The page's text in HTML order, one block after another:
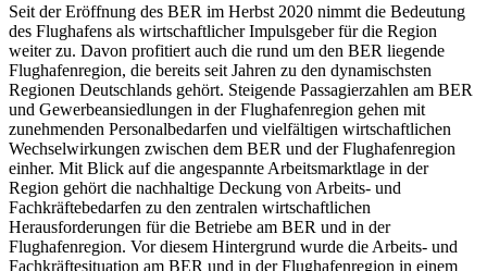
Seit der Eröffnung des BER im Herbst 2020 nimmt die Bedeutung
des Flughafens als wirtschaftlicher Impulsgeber für die Region
weiter zu. Davon profitiert auch die rund um den BER liegende
Flughafenregion, die bereits seit Jahren zu den dynamischsten
Regionen Deutschlands gehört. Steigende Passagierzahlen am BER
und Gewerbeansiedlungen in der Flughafenregion gehen mit
zunehmenden Personalbedarfen und vielfältigen wirtschaftlichen
Wechselwirkungen zwischen dem BER und der Flughafenregion
einher. Mit Blick auf die angespannte Arbeitsmarktlage in der
Region gehört die nachhaltige Deckung von Arbeits- und
Fachkräftebedarfen zu den zentralen wirtschaftlichen
Herausforderungen für die Betriebe am BER und in der
Flughafenregion. Vor diesem Hintergrund wurde die Arbeits- und
Fachkräftesituation am BER und in der Flughafenregion in einem